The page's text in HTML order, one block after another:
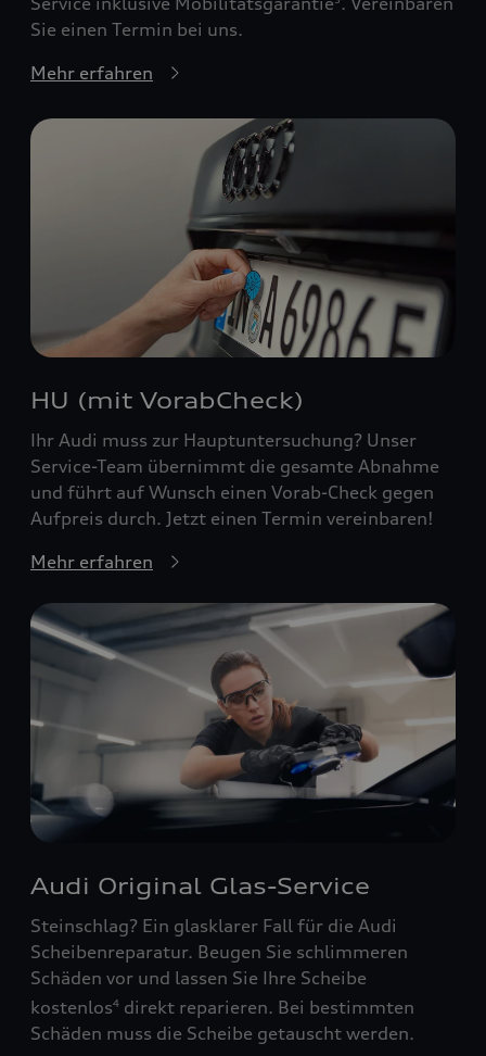
Sie einen Termin bei uns.
Mehr erfahren
HU (mit VorabCheck)
Ihr Audi muss zur Hauptuntersuchung? Unser
Service-Team übernimmt die gesamte Abnahme
und führt auf Wunsch einen Vorab-Check gegen
Aufpreis durch. Jetzt einen Termin vereinbaren!
Mehr erfahren
Audi Original Glas-Service
Steinschlag? Ein glasklarer Fall für die Audi
Scheibenreparatur. Beugen Sie schlimmeren
Schäden vor und lassen Sie Ihre Scheibe
kostenlos4 direkt reparieren. Bei bestimmten
Schäden muss die Scheibe getauscht werden.